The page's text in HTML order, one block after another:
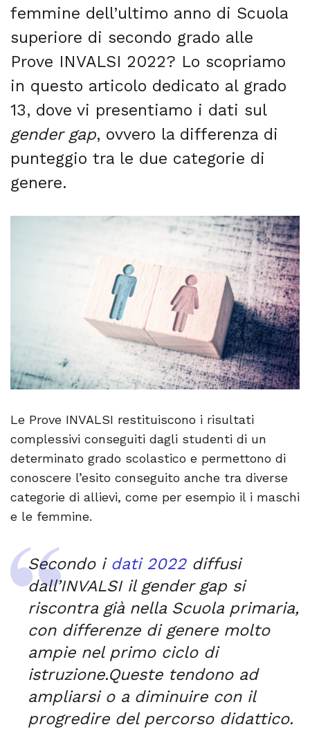
femmine dell’ultimo anno di Scuola
superiore di secondo grado alle
Prove INVALSI 2022? Lo scopriamo
in questo articolo dedicato al grado
13, dove vi presentiamo i dati sul
gender gap, ovvero la differenza di
punteggio tra le due categorie di
genere.
Le Prove INVALSI restituiscono i risultati
complessivi conseguiti dagli studenti di un
determinato grado scolastico e permettono di
conoscere l’esito conseguito anche tra diverse
categorie di allievi, come per esempio il i maschi
e le femmine.
Secondo i dati 2022diffusi
dall’INVALSI il gender gap si
riscontra già nella Scuola primaria,
con differenze di genere molto
ampie nel primo ciclo di
istruzione.Queste tendono ad
ampliarsi o a diminuire con il
progredire del percorso didattico.